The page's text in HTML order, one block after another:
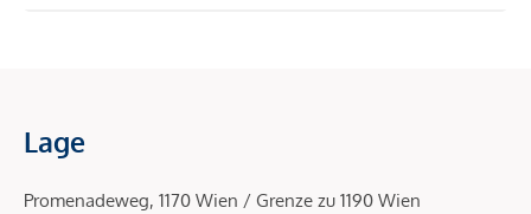
Lage
Promenadeweg, 1170 Wien / Grenze zu 1190 Wien